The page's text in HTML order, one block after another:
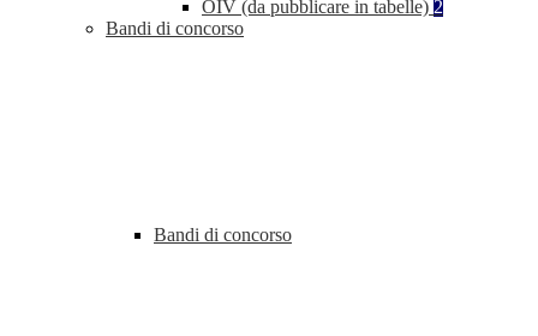
OIV (da pubblicare in tabelle) 2
Bandi di concorso
Bandi di concorso